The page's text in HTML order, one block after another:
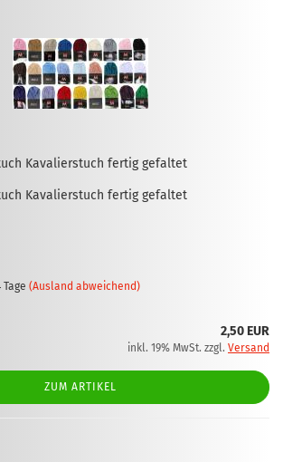
Ka­va­lier­s­tuch fer­tig ge­fal­tet
Ka­va­lier­s­tuch fer­tig ge­fal­tet
(Ausland abweichend)
2,50 EUR
inkl. 19% MwSt. zzgl. Versand
ZUM ARTIKEL